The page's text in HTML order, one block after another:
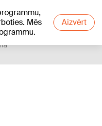
Mēs
Aizvērt